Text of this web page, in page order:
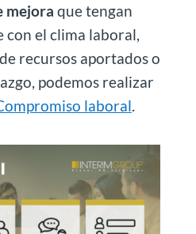
mejora que tengan
con el clima laboral,
recursos aportados o
podemos realizar
laboral.